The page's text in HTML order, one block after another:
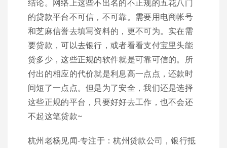
的贷款平台不可信，不可靠。需要用电商帐号
和芝麻信誉去填写资料的，更不可为。实在需
要贷款，可以去银行，或者看看支付宝里头能
贷多少，这些正规的软件就是可靠可信的。所
付出的相应的代价就是利息高一点点，还款时
间短了一点点。但是为了安全，我们还是选择
这些正规的平台，只要好好去工作，也不会还
不起这笔贷款~
杭州老杨见闻-专注于：杭州贷款公司，银行抵